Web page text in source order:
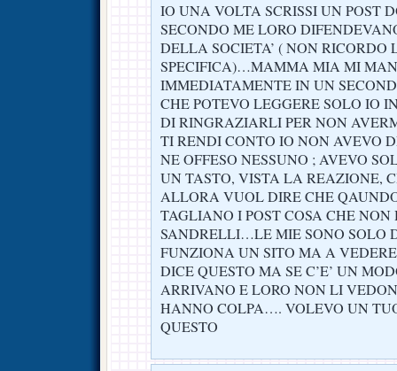
IO UNA VOLTA SCRISSI UN POST
SECONDO ME LORO
DELLA SOCIETA’ ( NON RICORDO
SPECIFICA)…MAMMA MIA MI
IMMEDIATAMENTE IN UN
CHE POTEVO LEGGERE SOLO IO
DI RINGRAZIARLI PER NON
TI RENDI CONTO IO NON AVEVO
NE OFFESO NESSUNO ; AVEVO
UN TASTO, VISTA LA REAZIONE,
ALLORA VUOL DIRE CHE
TAGLIANO I POST COSA CHE
SANDRELLI…LE MIE SONO SOLO
FUNZIONA UN SITO MA A
DICE QUESTO MA SE C’E’ UN
ARRIVANO E LORO NON LI
HANNO COLPA…. VOLEVO UN
QUESTO